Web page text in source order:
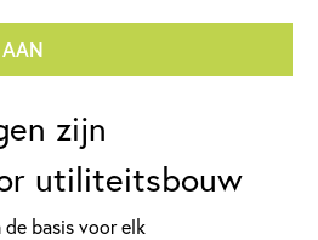
AAN
zijn
utiliteitsbouw
de basis voor elk